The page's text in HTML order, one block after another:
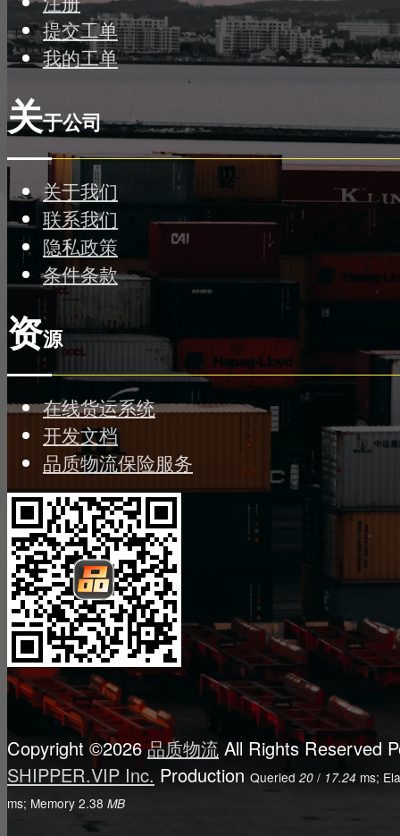
提交工单
我的工单
关于公司
关于我们
联系我们
隐私政策
条件条款
资源
在线货运系统
开发文档
品质物流保险服务
Copyright ©2026品质物流 All Rights Reserved
SHIPPER.VIP Inc. Production Queried20 / 17.24 ms;
ms; Memory 2.38 MB